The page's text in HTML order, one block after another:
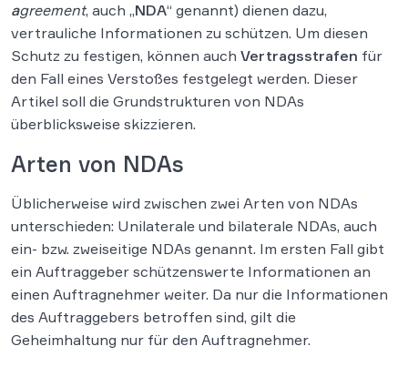
agreement, auch „NDA“ genannt) dienen dazu,
vertrauliche Informationen zu schützen. Um diesen
Schutz zu festigen, können auch Vertragsstrafen für
den Fall eines Verstoßes festgelegt werden. Dieser
Artikel soll die Grundstrukturen von NDAs
überblicksweise skizzieren.
Arten von NDAs
Üblicherweise wird zwischen zwei Arten von NDAs
unterschieden: Unilaterale und bilaterale NDAs, auch
ein- bzw. zweiseitige NDAs genannt. Im ersten Fall gibt
ein Auftraggeber schützenswerte Informationen an
einen Auftragnehmer weiter. Da nur die Informationen
des Auftraggebers betroffen sind, gilt die
Geheimhaltung nur für den Auftragnehmer.